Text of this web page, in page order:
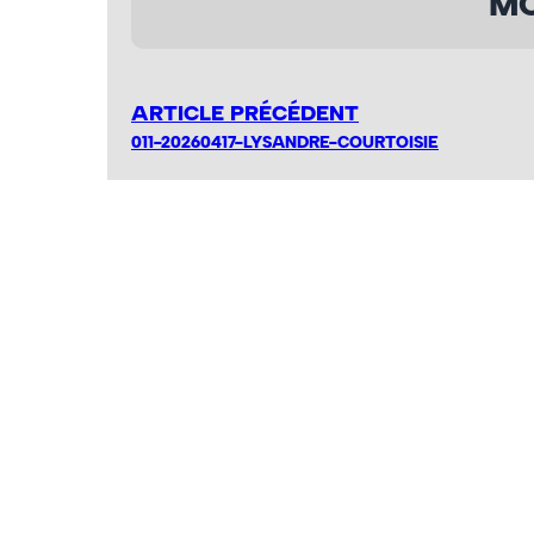
ARTICLE PRÉCÉDENT
011-20260417-LYSANDRE-COURTOISIE